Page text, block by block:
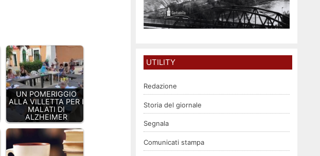
UN POMERIGGIO
ALLA VILLETTA PER I
MALATI DI
ALZHEIMER
UTILITY
Redazione
Storia del giornale
Segnala
Comunicati stampa